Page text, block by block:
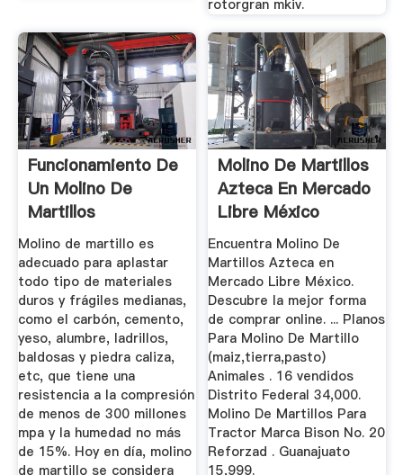
rotorgran mkiv.
Funcionamiento De
Un Molino De
Martillos
Molino de martillo es
adecuado para aplastar
todo tipo de materiales
duros y frágiles medianas,
como el carbón, cemento,
yeso, alumbre, ladrillos,
baldosas y piedra caliza,
etc, que tiene una
resistencia a la compresión
de menos de 300 millones
mpa y la humedad no más
de 15%. Hoy en día, molino
de martillo se considera
Molino De Martillos
Azteca En Mercado
Libre México
Encuentra Molino De
Martillos Azteca en
Mercado Libre México.
Descubre la mejor forma
de comprar online. ... Planos
Para Molino De Martillo
(maiz,tierra,pasto)
Animales . 16 vendidos
Distrito Federal 34,000.
Molino De Martillos Para
Tractor Marca Bison No. 20
Reforzad . Guanajuato
15,999.